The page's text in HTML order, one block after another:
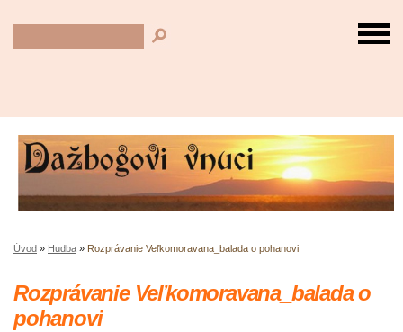
Úvod » Hudba » Rozprávanie Veľkomoravana_balada o pohanovi
Rozprávanie Veľkomoravana_balada o
pohanovi